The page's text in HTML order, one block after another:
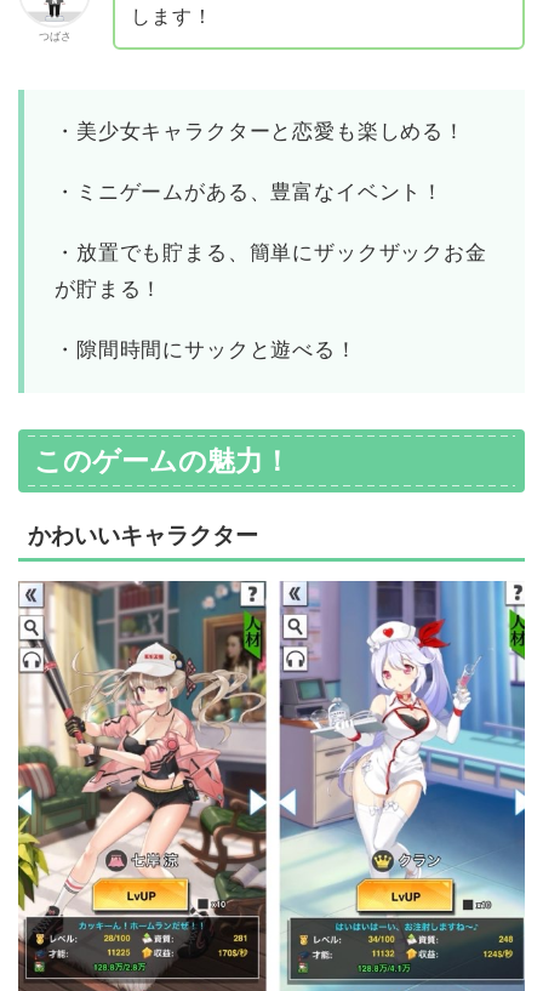
つばさ
します！
・美少女キャラクターと恋愛も楽しめる！
・ミニゲームがある、豊富なイベント！
・放置でも貯まる、簡単にザックザックお金
が貯まる！
・隙間時間にサックと遊べる！
このゲームの魅力！
かわいいキャラクター